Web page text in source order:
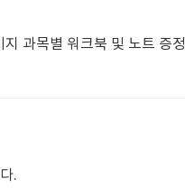
과목별 워크북 및 노트 증정
.